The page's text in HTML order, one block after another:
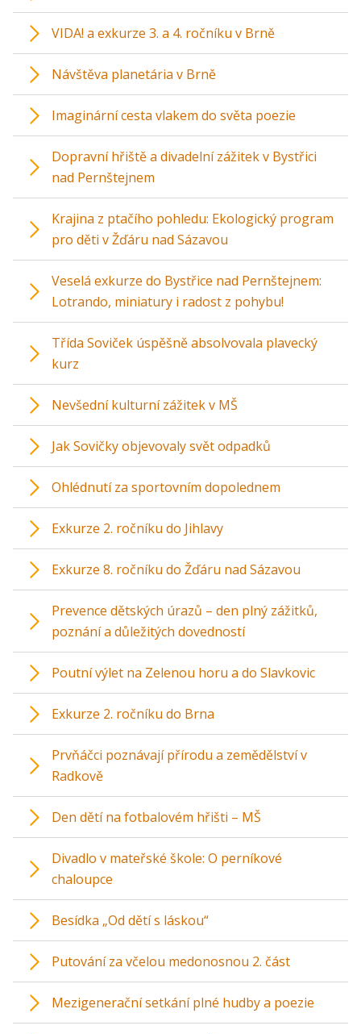
VIDA! a exkurze 3. a 4. ročníku v Brně
Návštěva planetária v Brně
Imaginární cesta vlakem do světa poezie
Dopravní hřiště a divadelní zážitek v Bystřici
nad Pernštejnem
Krajina z ptačího pohledu: Ekologický program
pro děti v Žďáru nad Sázavou
Veselá exkurze do Bystřice nad Pernštejnem:
Lotrando, miniatury i radost z pohybu!
Třída Soviček úspěšně absolvovala plavecký
kurz
Nevšední kulturní zážitek v MŠ
Jak Sovičky objevovaly svět odpadků
Ohlédnutí za sportovním dopolednem
Exkurze 2. ročníku do Jihlavy
Exkurze 8. ročníku do Žďáru nad Sázavou
Prevence dětských úrazů – den plný zážitků,
poznání a důležitých dovedností
Poutní výlet na Zelenou horu a do Slavkovic
Exkurze 2. ročníku do Brna
Prvňáčci poznávají přírodu a zemědělství v
Radkově
Den dětí na fotbalovém hřišti – MŠ
Divadlo v mateřské škole: O perníkové
chaloupce
Besídka „Od dětí s láskou“
Putování za včelou medonosnou 2. část
Mezigenerační setkání plné hudby a poezie